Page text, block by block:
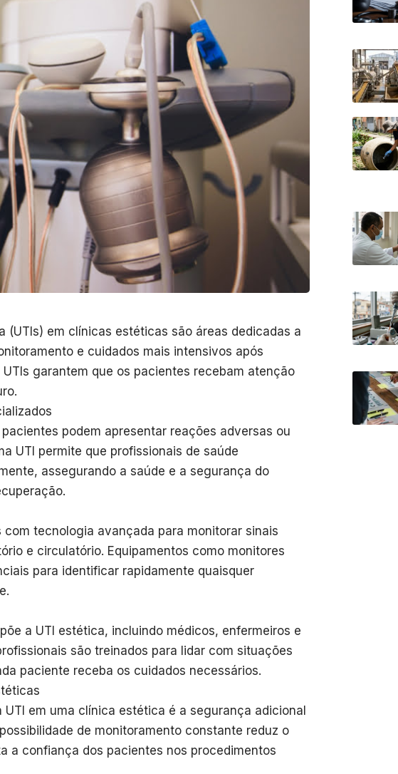
(UTIs) em clínicas estéticas são áreas dedicadas a
e cuidados mais intensivos após
garantem que os pacientes recebam atenção
podem apresentar reações adversas ou
UTI permite que profissionais de saúde
assegurando a saúde e a segurança do
tecnologia avançada para monitorar sinais
e circulatório. Equipamentos como monitores
para identificar rapidamente quaisquer
a UTI estética, incluindo médicos, enfermeiros e
são treinados para lidar com situações
paciente receba os cuidados necessários.
em uma clínica estética é a segurança adicional
de monitoramento constante reduz o
a confiança dos pacientes nos procedimentos